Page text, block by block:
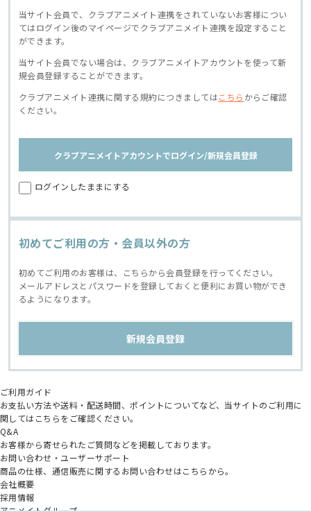
当サイト会員で、クラブアニメイト連携をされていないお客様につい
てはログイン後のマイページでクラブアニメイト連携を設定すること
ができます。
当サイト会員でない場合は、クラブアニメイトアカウントを使って新
規会員登録することができます。
クラブアニメイト連携に関する規約につきましてはこちら からご確認
ください。
クラブアニメイトアカウントでログイン/新規会員登録
ログインしたままにする
初めてご利用の方・会員以外の方
初めてご利用のお客様は、こちらから会員登録を行ってください。
メールアドレスとパスワードを登録しておくと便利にお買い物ができ
るようになります。
ご利用ガイド
お支払い方法や送料・配送時間、ポイントについてなど、当サイトのご利用に
関してはこちらをご確認ください。
Q&A
お客様から寄せられたご質問などを掲載しております。
お問い合わせ・ユーザーサポート
商品の仕様、通信販売に関するお問い合わせはこちらから。
会社概要
採用情報